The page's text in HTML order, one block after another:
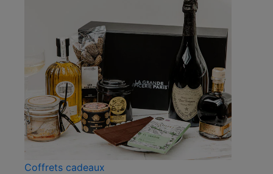
Coffrets cadeaux